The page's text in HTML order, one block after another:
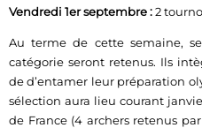
Vendredi 1er septembre :2
Au terme de cette semaine,
catégorie seront retenus. Ils
de d’entamer leur préparation
sélection aura lieu courant
de France (4 archers retenus